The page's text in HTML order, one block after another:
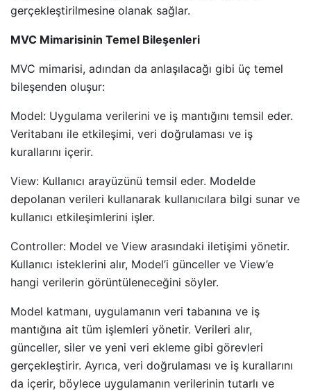
gerçekleştirilmesine olanak sağlar.
MVC Mimarisinin Temel Bileşenleri
MVC mimarisi, adından da anlaşılacağı gibi üç temel
bileşenden oluşur:
Model: Uygulama verilerini ve iş mantığını temsil eder.
Veritabanı ile etkileşimi, veri doğrulaması ve iş
kurallarını içerir.
View: Kullanıcı arayüzünü temsil eder. Modelde
depolanan verileri kullanarak kullanıcılara bilgi sunar ve
kullanıcı etkileşimlerini işler.
Controller: Model ve View arasındaki iletişimi yönetir.
Kullanıcı isteklerini alır, Model’i günceller ve View’e
hangi verilerin görüntüleneceğini söyler.
Model katmanı, uygulamanın veri tabanına ve iş
mantığına ait tüm işlemleri yönetir. Verileri alır,
günceller, siler ve yeni veri ekleme gibi görevleri
gerçekleştirir. Ayrıca, veri doğrulaması ve iş kurallarını
da içerir, böylece uygulamanın verilerinin tutarlı ve